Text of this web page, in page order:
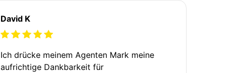
David K
Ich drücke meinem Agenten Mark meine
aufrichtige Dankbarkeit für